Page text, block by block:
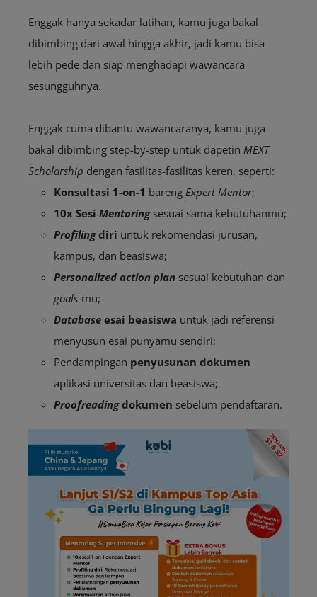
Enggak hanya sekadar latihan, kamu juga bakal
dibimbing dari awal hingga akhir, jadi kamu bisa
lebih pede dan siap menghadapi wawancara
sesungguhnya.
Enggak cuma dibantu wawancaranya, kamu juga
bakal dibimbing step-by-step untuk dapetin MEXT
Scholarship dengan fasilitas-fasilitas keren, seperti:
Konsultasi 1-on-1 bareng Expert Mentor;
10x Sesi Mentoringsesuai sama kebutuhanmu;
Profilingdiri untuk rekomendasi jurusan,
kampus, dan beasiswa;
Personalized action plan sesuai kebutuhan dan
goals-mu;
Database esai beasiswa untuk jadi referensi
menyusun esai punyamu sendiri;
Pendampingan penyusunan dokumen
aplikasi universitas dan beasiswa;
Proofreading dokumen sebelum pendaftaran.